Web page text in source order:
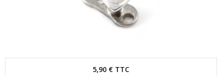
5,90 € TTC